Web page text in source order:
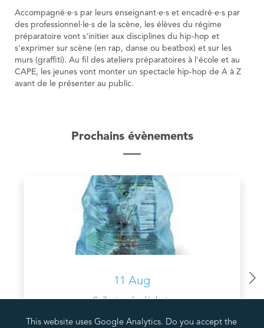
Accompagné·e·s par leurs enseignant·e·s et encadré·e·s par
des professionnel·le·s de la scène, les élèves du régime
préparatoire vont s'initier aux disciplines du hip-hop et
s'exprimer sur scène (en rap, danse ou beatbox) et sur les
murs (graffiti). Au fil des ateliers préparatoires à l'école et au
CAPE, les jeunes vont monter un spectacle hip-hop de A à Z
avant de le présenter au public.
Prochains évènements
11 Aug
Collectes de déchets
This website uses Google Analytics. Do you accept the